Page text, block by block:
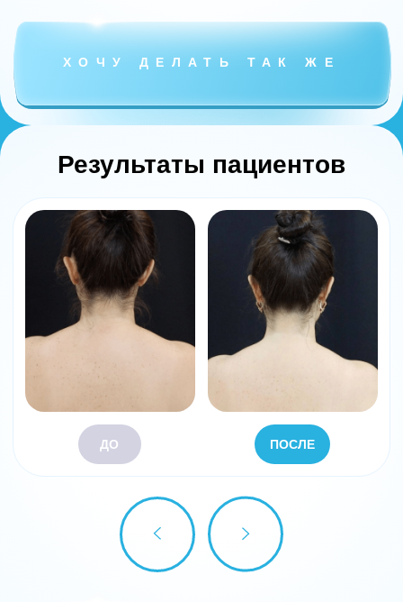
Этот практикум
для вас, если:
Вы много слышали
о Барби-ботоксе, видели
ролики, но считаете эту
процедуру опасной
шейно-воротниковую
мышцу, но что-то пошло не
переживаете, что не дадите
Вы хотите освоить
трендовую технику и